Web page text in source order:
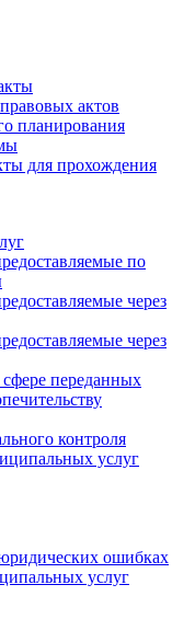
актов
планирования
для прохождения
по
через
через
переданных
контроля
услуг
ошибках
услуг